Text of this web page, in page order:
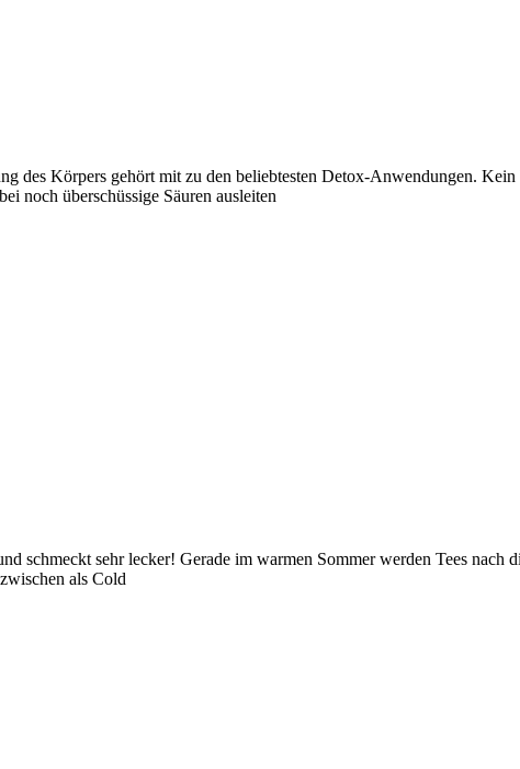
des Körpers gehört mit zu den beliebtesten Detox-Anwendungen.
noch überschüssige Säuren ausleiten
schmeckt sehr lecker! Gerade im warmen Sommer werden Tees nach
als Cold